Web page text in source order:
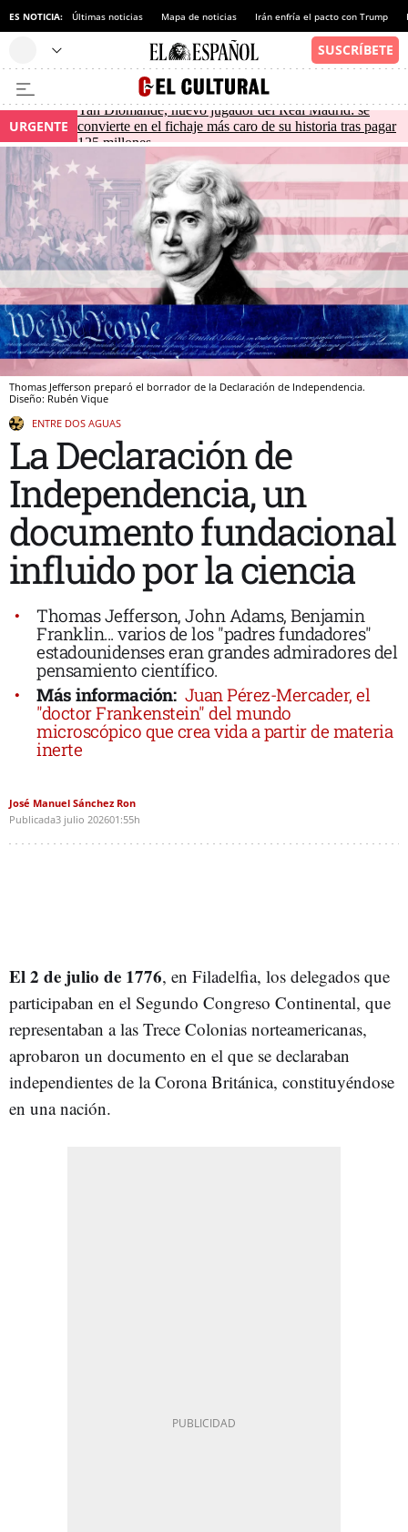
ES NOTICIA: Últimas noticias Mapa de noticias Irán enfría el pacto con Trump
URGENTE
Yan Diomande, nuevo jugador del Real Madrid: se
convierte en el fichaje más caro de su historia tras pagar
125 millones
Thomas Jefferson preparó el borrador de la Declaración de Independencia.
Diseño: Rubén Vique
ENTRE DOS AGUAS
La Declaración de
Independencia, un
documento fundacional
influido por la ciencia
Thomas Jefferson, John Adams, Benjamin
Franklin... varios de los "padres fundadores"
estadounidenses eran grandes admiradores del
pensamiento científico.
Más información: Juan Pérez-Mercader, el
"doctor Frankenstein" del mundo
microscópico que crea vida a partir de materia
inerte
José Manuel Sánchez Ron
Publicada3 julio 202601:55h
El 2 de julio de 1776, en Filadelfia, los delegados que
participaban en el Segundo Congreso Continental, que
representaban a las Trece Colonias norteamericanas,
aprobaron un documento en el que se declaraban
independientes de la Corona Británica, constituyéndose
en una nación.